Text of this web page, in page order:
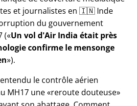
et journalistes en 🇮🇳 Inde
du gouvernement
( Un vol d'Air India était près
confirme le mensonge
).
le contrôle aérien
MH17 une reroute douteuse